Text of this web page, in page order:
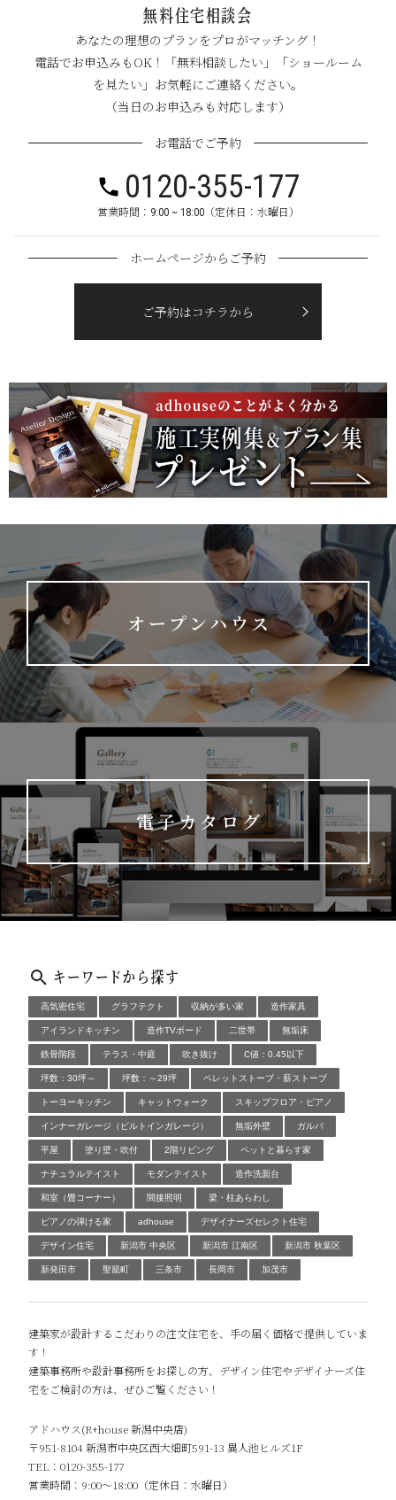
無料住宅相談会
あなたの理想のプランをプロがマッチング！
電話でお申込みもOK！「無料相談したい」「ショールーム
を見たい」お気軽にご連絡ください。
（当日のお申込みも対応します）
お電話でご予約
0120-355-177
営業時間：9:00 ~ 18:00（定休日：水曜日）
ホームページからご予約
ご予約はコチラから
オープンハウス
電子カタログ
キーワードから探す
高気密住宅 グラフテクト 収納が多い家 造作家具
アイランドキッチン 造作TVボード 二世帯 無垢床
鉄骨階段 テラス・中庭 吹き抜け C値：0.45以下
坪数：30坪～ 坪数：～29坪 ペレットストーブ・薪ストーブ
トーヨーキッチン キャットウォーク スキップフロア・ピアノ
インナーガレージ（ビルトインガレージ） 無垢外壁 ガルバ
平屋 塗り壁・吹付 2階リビング ペットと暮らす家
ナチュラルテイスト モダンテイスト 造作洗面台
和室（畳コーナー） 間接照明 梁・柱あらわし
ピアノの弾ける家 adhouse デザイナーズセレクト住宅
デザイン住宅 新潟市 中央区 新潟市 江南区 新潟市 秋葉区
新発田市 聖籠町 三条市 長岡市 加茂市
建築家が設計するこだわりの注文住宅を、手の届く価格で提供していま
す！
建築事務所や設計事務所をお探しの方、デザイン住宅やデザイナーズ住
宅をご検討の方は、ぜひご覧ください！
アドハウス(R+house 新潟中央店)
〒951-8104 新潟市中央区西大畑町591-13 異人池ヒルズ1F
TEL：0120-355-177
営業時間：9:00～18:00（定休日：水曜日）